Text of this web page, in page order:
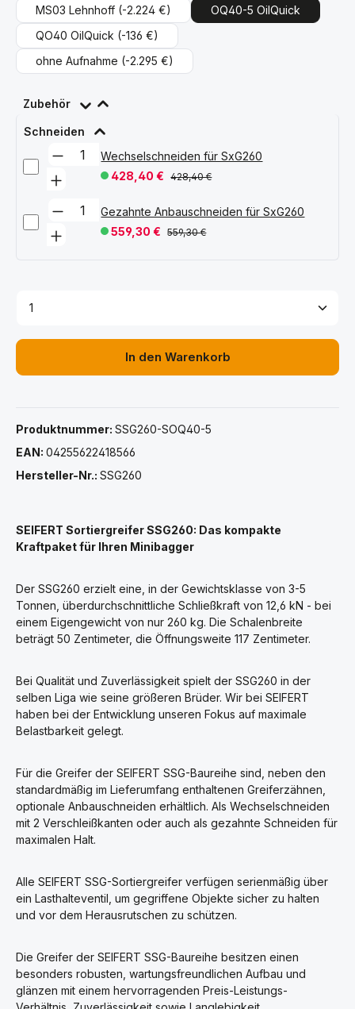
MS03 Lehnhoff (-2.224 €)
OQ40-5 OilQuick
QO40 OilQuick (-136 €)
ohne Aufnahme (-2.295 €)
Zubehör
Schneiden
Wechselschneiden für SxG260
428,40 €
428,40 €
Gezahnte Anbauschneiden für SxG260
559,30 €
559,30 €
Produkt Anzahl: Gib den gewünschten Wert ein
In den Warenkorb
Produktnummer: SSG260-SOQ40-5
EAN: 04255622418566
Hersteller-Nr.: SSG260
SEIFERT Sortiergreifer SSG260: Das kompakte
Kraftpaket für Ihren Minibagger
Der SSG260 erzielt eine, in der Gewichtsklasse von 3-5
Tonnen, überdurchschnittliche Schließkraft von 12,6 kN - bei
einem Eigengewicht von nur 260 kg. Die Schalenbreite
beträgt 50 Zentimeter, die Öffnungsweite 117 Zentimeter.
Bei Qualität und Zuverlässigkeit spielt der SSG260 in der
selben Liga wie seine größeren Brüder. Wir bei SEIFERT
haben bei der Entwicklung unseren Fokus auf maximale
Belastbarkeit gelegt.
Für die Greifer der SEIFERT SSG-Baureihe sind, neben den
standardmäßig im Lieferumfang enthaltenen Greiferzähnen,
optionale Anbauschneiden erhältlich. Als Wechselschneiden
mit 2 Verschleißkanten oder auch als gezahnte Schneiden für
maximalen Halt.
Alle SEIFERT SSG-Sortiergreifer verfügen serienmäßig über
ein Lasthalteventil, um gegriffene Objekte sicher zu halten
und vor dem Herausrutschen zu schützen.
Die Greifer der SEIFERT SSG-Baureihe besitzen einen
besonders robusten, wartungsfreundlichen Aufbau und
glänzen mit einem hervorragenden Preis-Leistungs-